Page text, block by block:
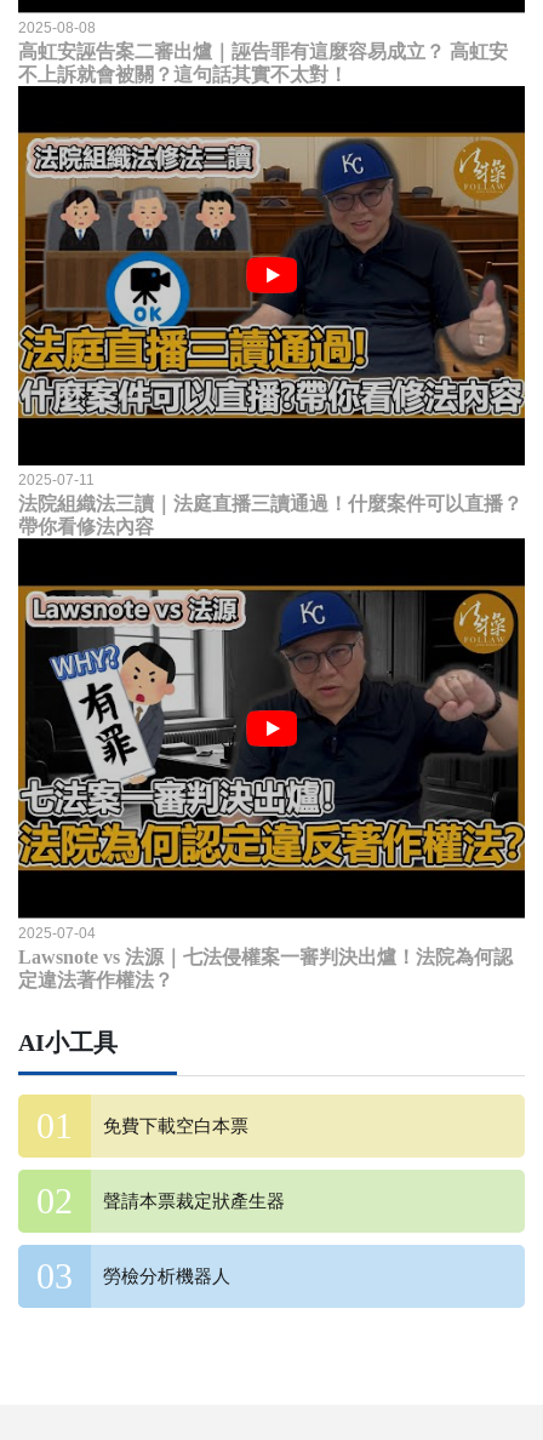
2025-08-08
高虹安誣告案二審出爐｜誣告罪有這麼容易成立？ 高虹安
不上訴就會被關？這句話其實不太對！
2025-07-11
法院組織法三讀｜法庭直播三讀通過！什麼案件可以直播？
帶你看修法內容
2025-07-04
Lawsnote vs 法源｜七法侵權案一審判決出爐！法院為何認
定違法著作權法？
AI小工具
免費下載空白本票
聲請本票裁定狀產生器
勞檢分析機器人